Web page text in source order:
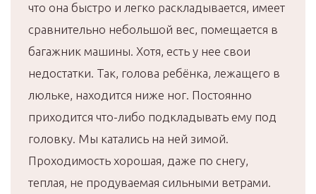
что она быстро и легко раскладывается, имеет
сравнительно небольшой вес, помещается в
багажник машины. Хотя, есть у нее свои
недостатки. Так, голова ребёнка, лежащего в
люльке, находится ниже ног. Постоянно
приходится что-либо подкладывать ему под
головку. Мы катались на ней зимой.
Проходимость хорошая, даже по снегу,
теплая, не продуваемая сильными ветрами.